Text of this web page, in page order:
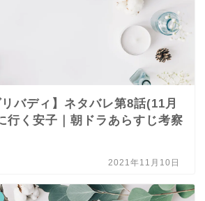
リバディ】ネタバレ第8話(11月
行く安子｜朝ドラあらすじ考察
2021年11月10日